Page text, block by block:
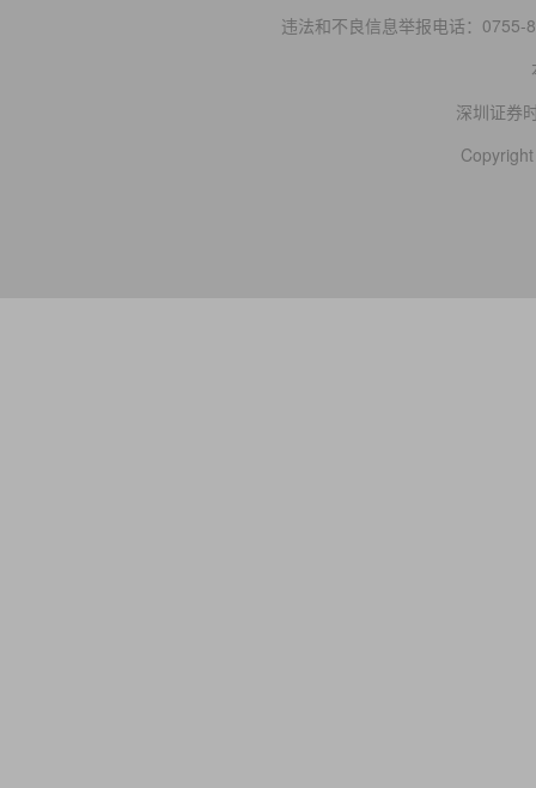
违法和不良信息举报电话：0755-
深圳证券